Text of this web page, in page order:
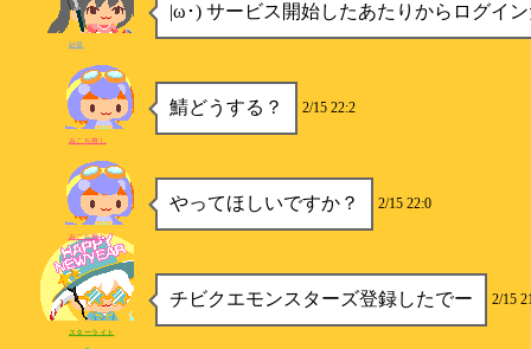
|ω･) サービス開始したあたりからログイ
紗菜
鯖どうする？ 2/15 22:2
みこち推し
やってほしいですか？ 2/15 22:0
みこち推し
チビクエモンスターズ登録したでー 2/15
スターライト